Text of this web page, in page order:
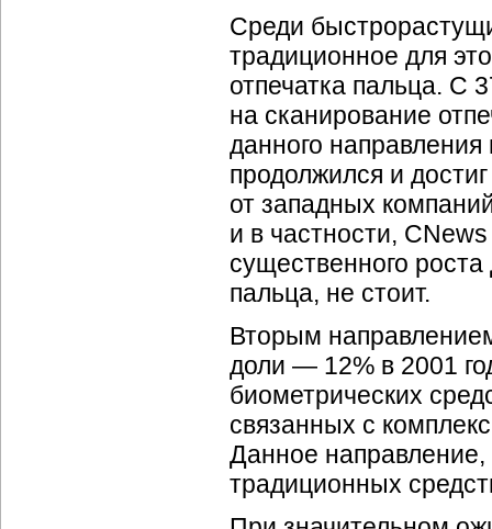
Среди
традиционное для
отпечатка пальца. С
на сканирование
данного
продолжился и
от западных
и в частности,
существенного
пальца, не стоит.
Вторым
доли — 12% в 2001
биометрических
связанных с
Данное направление,
традиционных